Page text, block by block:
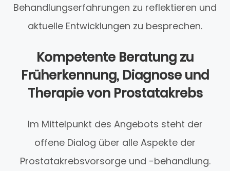
Behandlungserfahrungen zu reflektieren und
aktuelle Entwicklungen zu besprechen.
Kompetente Beratung zu
Früherkennung, Diagnose und
Therapie von Prostatakrebs
Im Mittelpunkt des Angebots steht der
offene Dialog über alle Aspekte der
Prostatakrebsvorsorge und -behandlung.